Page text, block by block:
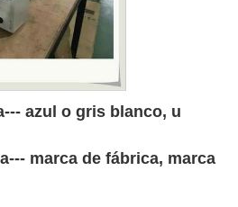
azul o gris blanco, u
marca de fábrica, marca